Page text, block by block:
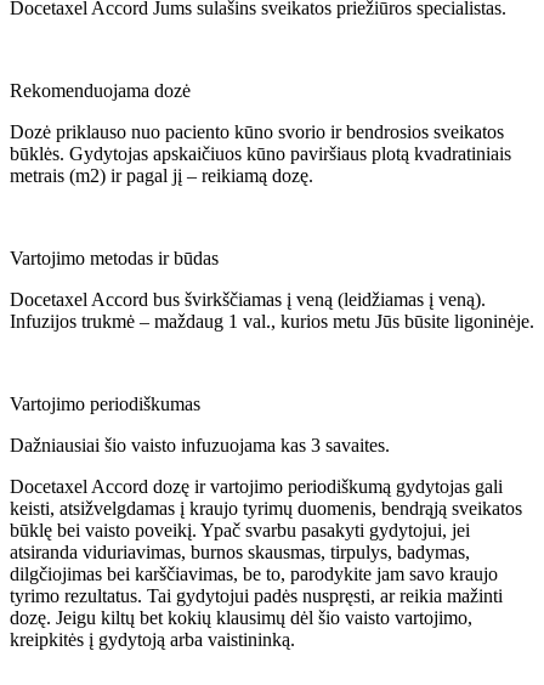
Docetaxel Accord Jums sulašins sveikatos priežiūros specialistas.
Rekomenduojama dozė
Dozė priklauso nuo paciento kūno svorio ir bendrosios sveikatos
būklės. Gydytojas apskaičiuos kūno paviršiaus plotą kvadratiniais
metrais (m2) ir pagal jį – reikiamą dozę.
Vartojimo metodas ir būdas
Docetaxel Accord bus švirkščiamas į veną (leidžiamas į veną).
Infuzijos trukmė – maždaug 1 val., kurios metu Jūs būsite ligoninėje.
Vartojimo periodiškumas
Dažniausiai šio vaisto infuzuojama kas 3 savaites.
Docetaxel Accord dozę ir vartojimo periodiškumą gydytojas gali
keisti, atsižvelgdamas į kraujo tyrimų duomenis, bendrąją sveikatos
būklę bei vaisto poveikį. Ypač svarbu pasakyti gydytojui, jei
atsiranda viduriavimas, burnos skausmas, tirpulys, badymas,
dilgčiojimas bei karščiavimas, be to, parodykite jam savo kraujo
tyrimo rezultatus. Tai gydytojui padės nuspręsti, ar reikia mažinti
dozę. Jeigu kiltų bet kokių klausimų dėl šio vaisto vartojimo,
kreipkitės į gydytoją arba vaistininką.